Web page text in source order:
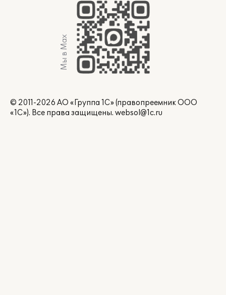
Мы в Max
© 2011-2026 АО «Группа 1С» (правопреемник ООО
«1С»). Все права защищены. websol@1c.ru